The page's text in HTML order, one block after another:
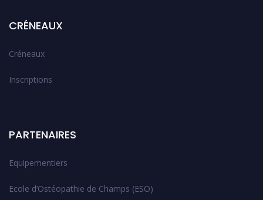
CRÉNEAUX
Créneaux
Inscriptions
PARTENAIRES
Equipementiers
Ecole d’Ostéopathie de Champs (ESO)